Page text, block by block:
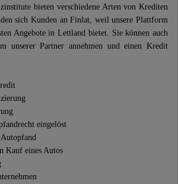
bieten verschiedene Arten von Krediten
sich Kunden an Finlat, weil unsere Plattform
Angebote in Lettland bietet. Sie können auch
unserer Partner annehmen und einen Kredit
eingelöst
Kauf eines Autos